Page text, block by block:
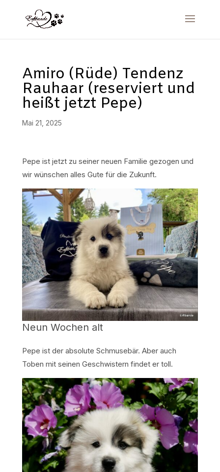
Amiro (Rüde) Tendenz
Rauhaar (reserviert und
heißt jetzt Pepe)
Mai 21, 2025
Pepe ist jetzt zu seiner neuen Familie gezogen und
wir wünschen alles Gute für die Zukunft.
Neun Wochen alt
Pepe ist der absolute Schmusebär. Aber auch
Toben mit seinen Geschwistern findet er toll.